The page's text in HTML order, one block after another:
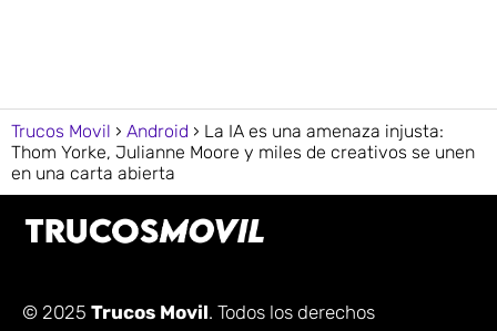
Trucos Movil Android
La IA es una amenaza injusta:
Thom Yorke, Julianne Moore y miles de creativos se unen
en una carta abierta
© 2025 Trucos Movil. Todos los derechos